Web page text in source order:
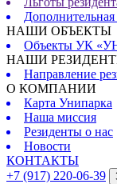
НАШИ ОБЪЕКТЫ
Объекты УК
НАШИ
Направление
О КОМПАНИИ
Карта Унипарка
Наша миссия
Резиденты о нас
Новости
КОНТАКТЫ
+7 (917) 220-06-39